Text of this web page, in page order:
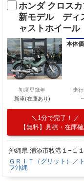
ホンダ クロス
新モデル ディ
ャストホイール
本体
初度登録年
新車(在庫あり)
走
1分で完了！
【無料】見積・在庫
沖縄県 浦添市牧港１−１
ＧＲＩＴ（グリット）／
フ沖縄